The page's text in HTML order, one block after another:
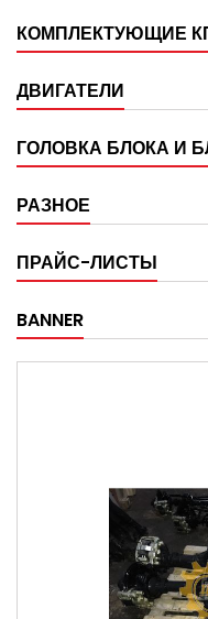
КОМПЛЕКТУЮЩИЕ
ДВИГАТЕЛИ
ГОЛОВКА БЛОКА И
РАЗНОЕ
ПРАЙС-ЛИСТЫ
BANNER